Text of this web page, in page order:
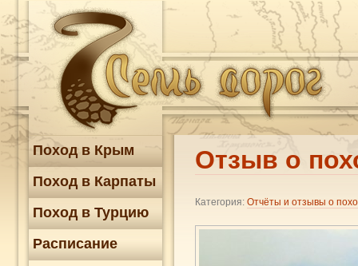
Отзыв о
Категория: Отчёты и отзывы о
Поход в Крым
Поход в Карпаты
Поход в Турцию
Расписание